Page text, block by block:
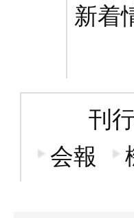
新着
刊
会報